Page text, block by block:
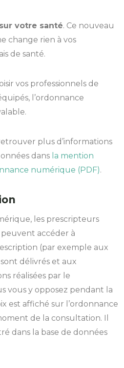
votre santé. Ce nouveau
change rien à vos
de santé.
vos professionnels de
l’ordonnance
plus d’informations
dans la mention
numérique (PDF).
les prescripteurs
accéder à
(par exemple aux
délivrés et aux
réalisées par le
vous y opposez pendant la
est affiché sur l’ordonnance
de la consultation. Il
dans la base de données